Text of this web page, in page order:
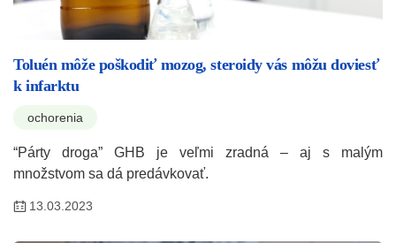
Toluén môže poškodiť mozog, steroidy vás môžu doviesť
k infarktu
ochorenia
“Párty droga” GHB je veľmi zradná – aj s malým
množstvom sa dá predávkovať.
13.03.2023